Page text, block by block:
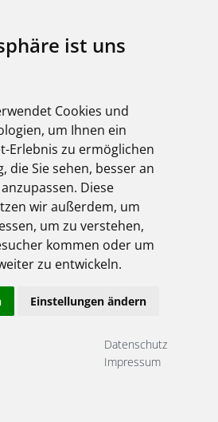
ist uns
Cookies und
um Ihnen ein
Erlebnis zu ermöglichen
die Sie sehen, besser an
Diese
wir außerdem, um
um zu verstehen,
kommen oder um
zu entwickeln.
Einstellungen ändern
Datenschutz
Impressum